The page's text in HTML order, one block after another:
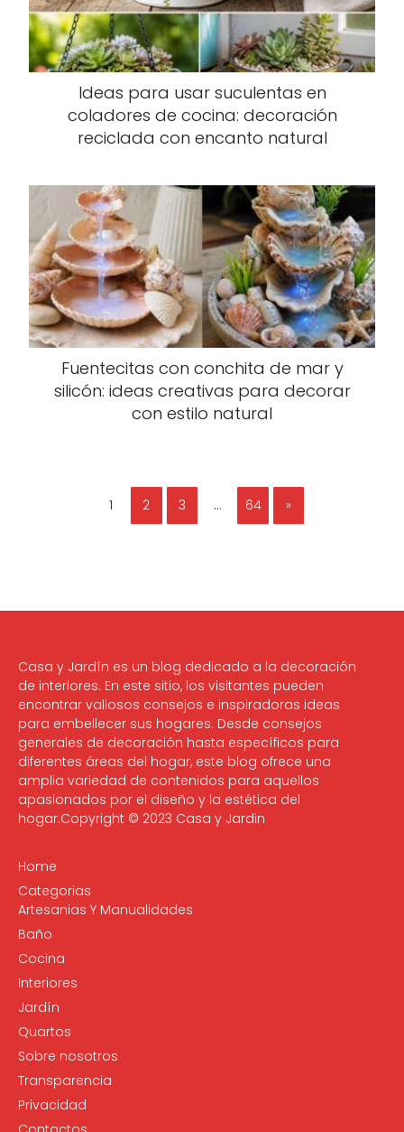
Ideas para usar suculentas en
coladores de cocina: decoración
reciclada con encanto natural
Fuentecitas con conchita de mar y
silicón: ideas creativas para decorar
con estilo natural
1 2 3 … 64 »
Casa y Jardín es un blog dedicado a la decoración
de interiores. En este sitio, los visitantes pueden
encontrar valiosos consejos e inspiradoras ideas
para embellecer sus hogares. Desde consejos
generales de decoración hasta específicos para
diferentes áreas del hogar, este blog ofrece una
amplia variedad de contenidos para aquellos
apasionados por el diseño y la estética del
hogar.Copyright © 2023 Casa y Jardin
Home
Categorias
Artesanias Y Manualidades
Baño
Cocina
Interiores
Jardín
Quartos
Sobre nosotros
Transparencia
Privacidad